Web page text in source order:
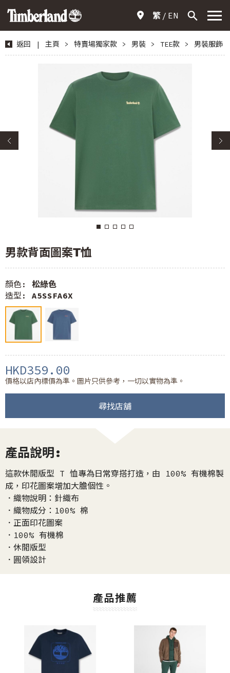
繁 EN
返回 | 主頁 > 特賣場獨家款 > 男裝 > TEE款 > 男裝服飾
男款背面圖案T恤
顏色: 松綠色
造型: A5SSFA6X
HKD359.00
價格以店內標價為準。圖片只供參考，一切以實物為準。
尋找店舖
產品說明:
這款休閒版型 T 恤專為日常穿搭打造，由 100% 有機棉製
成，印花圖案增加大膽個性。
．織物說明：針織布
．織物成分：100% 棉
．正面印花圖案
．100% 有機棉
．休閒版型
．圓領設計
產品推薦